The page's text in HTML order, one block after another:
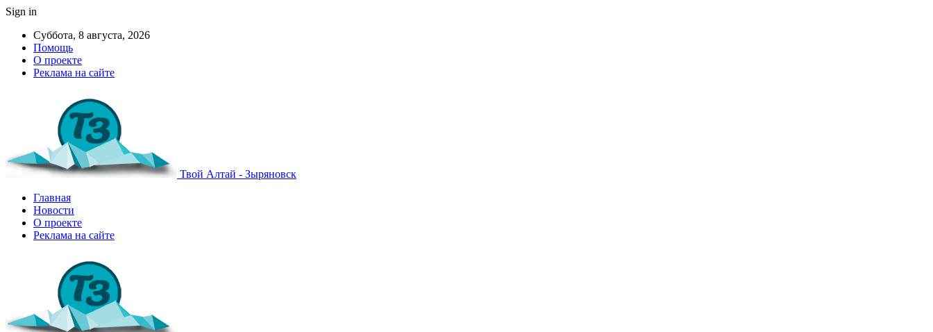
Sign in
Суббота, 8 августа, 2026
Помощь
О проекте
Реклама на сайте
Твой Алтай - Зыряновск
Главная
Новости
О проекте
Реклама на сайте